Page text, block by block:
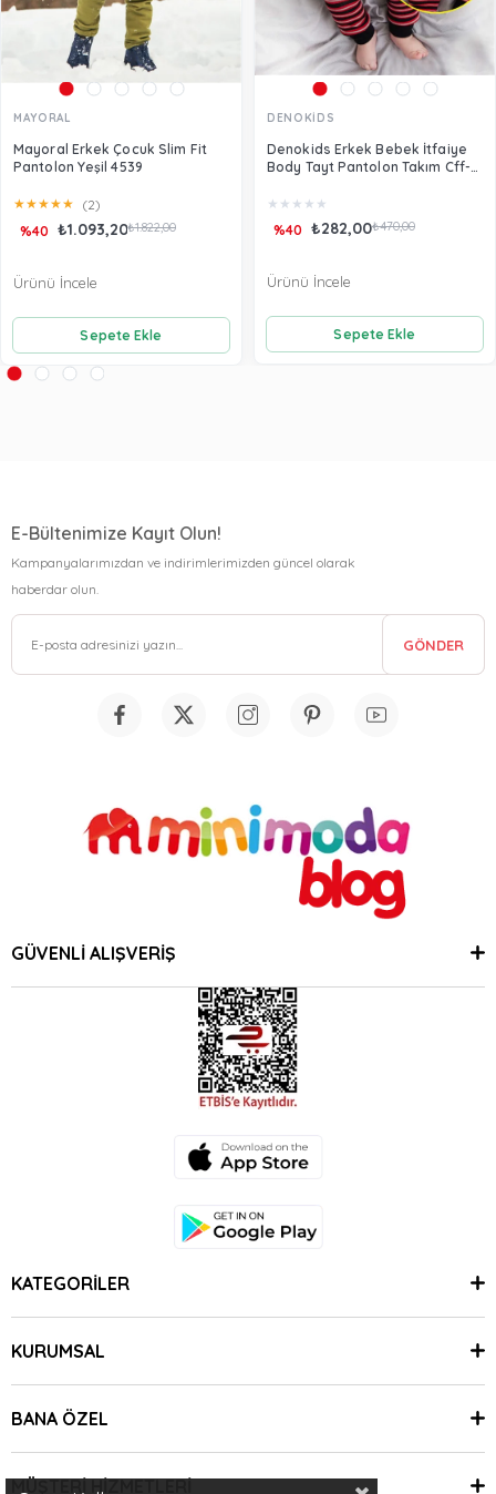
MAYORAL
Mayoral Erkek Çocuk Slim Fit
Pantolon Yeşil 4539
★★★★★ (2)
₺1.093,20₺1.822,00
%40
Sepete Ekle
Ürünü İncele
DENOKİDS
Denokids Erkek Bebek İtfaiye
Body Tayt Pantolon Takım Cff-
★ ★ ★ ★ ★
₺282,00₺470,00
%40
Sepete Ekle
Ürünü İncele
E-Bültenimize Kayıt Olun!
Kampanyalarımızdan ve indirimlerimizden güncel olarak
haberdar olun.
GÖNDER
GÜVENLİ ALIŞVERİŞ
KATEGORİLER
KURUMSAL
BANA ÖZEL
MÜŞTERİ HİZMETLERİ